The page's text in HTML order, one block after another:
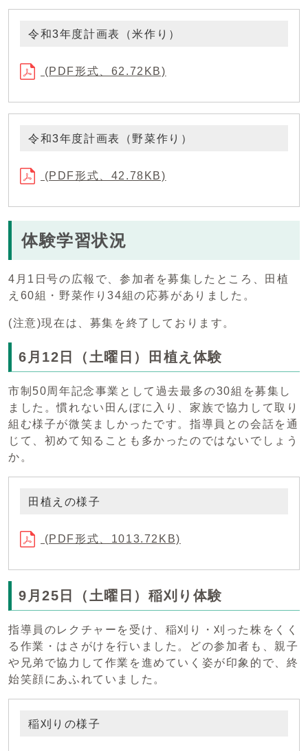
令和3年度計画表（米作り）
(PDF形式、62.72KB)
令和3年度計画表（野菜作り）
(PDF形式、42.78KB)
体験学習状況
4月1日号の広報で、参加者を募集したところ、田植
え60組・野菜作り34組の応募がありました。
(注意)現在は、募集を終了しております。
6月12日（土曜日）田植え体験
市制50周年記念事業として過去最多の30組を募集し
ました。慣れない田んぼに入り、家族で協力して取り
組む様子が微笑ましかったです。指導員との会話を通
じて、初めて知ることも多かったのではないでしょう
か。
田植えの様子
(PDF形式、1013.72KB)
9月25日（土曜日）稲刈り体験
指導員のレクチャーを受け、稲刈り・刈った株をくく
る作業・はさがけを行いました。どの参加者も、親子
や兄弟で協力して作業を進めていく姿が印象的で、終
始笑顔にあふれていました。
稲刈りの様子